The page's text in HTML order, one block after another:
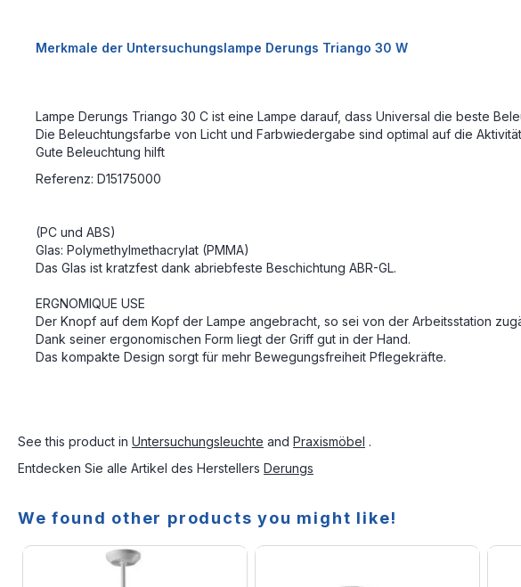
Merkmale der Untersuchungslampe Derungs Triango 30 W
Lampe Derungs Triango 30 C ist eine Lampe darauf, dass Universal die beste
Die Beleuchtungsfarbe von Licht und Farbwiedergabe sind optimal auf die
Gute Beleuchtung hilft
Referenz: D15175000
(PC und ABS)
Glas: Polymethylmethacrylat (PMMA)
Das Glas ist kratzfest dank abriebfeste Beschichtung ABR-GL.
ERGNOMIQUE USE
Der Knopf auf dem Kopf der Lampe angebracht, so sei von der Arbeitsstation
Dank seiner ergonomischen Form liegt der Griff gut in der Hand.
Das kompakte Design sorgt für mehr Bewegungsfreiheit Pflegekräfte.
See this product in Untersuchungsleuchte and Praxismöbel .
Entdecken Sie alle Artikel des Herstellers Derungs
We found other products you might like!